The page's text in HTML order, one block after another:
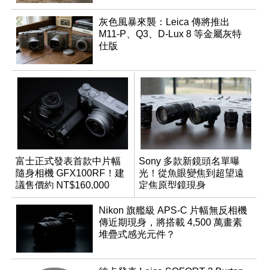
灰色風暴來襲：Leica 傳將推出
M11-P、Q3、D-Lux 8 等金屬灰特
仕版
富士正式發表首款中片幅
隨身相機 GFX100RF！建
議售價約 NT$160,000
Sony 多款新鏡頭名單曝
光！從魚眼變焦到超望遠
定焦原型鏡現身
Nikon 旗艦級 APS-C 片幅無反相機
傳近期現身，將搭載 4,500 萬畫素
堆疊式感光元件？